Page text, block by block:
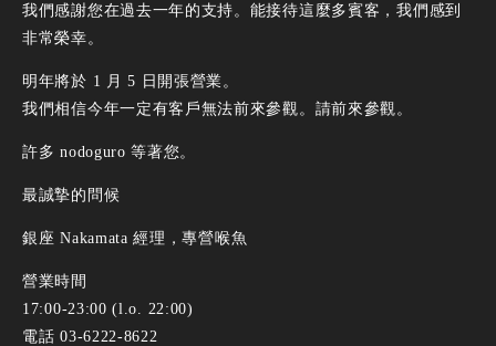
我們感謝您在過去一年的支持。能接待這麼多賓客，我們感到
非常榮幸。
明年將於 1 月 5 日開張營業。
我們相信今年一定有客戶無法前來參觀。請前來參觀。
許多 nodoguro 等著您。
最誠摯的問候
銀座 Nakamata 經理，專營喉魚
營業時間
17:00-23:00 (l.o. 22:00)
電話 03-6222-8622